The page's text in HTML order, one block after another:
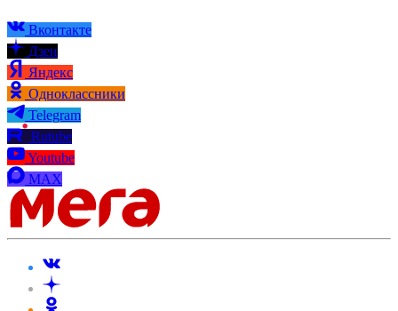
Вконтакте
Дзен
Яндекс
Одноклассники
Telegram
Rutube
Youtube
MAX